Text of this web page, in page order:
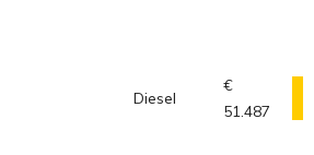
Diesel
€
51.487